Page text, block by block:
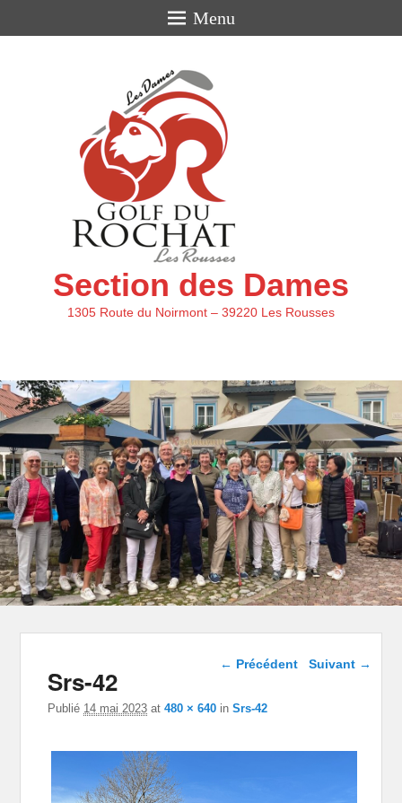
Menu
Section des Dames
1305 Route du Noirmont – 39220 Les Rousses
Navigation dans les
← Précédent Suivant →
Srs-42
Publié 14 mai 2023 at480 × 640 inSrs-42